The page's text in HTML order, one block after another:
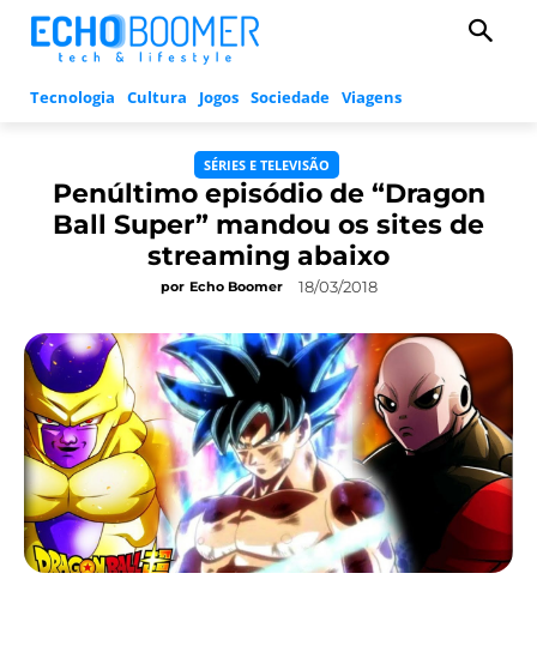
Tecnologia Cultura Jogos Sociedade Viagens
SÉRIES E TELEVISÃO
Penúltimo episódio de “Dragon
Ball Super” mandou os sites de
streaming abaixo
por Echo Boomer 18/03/2018